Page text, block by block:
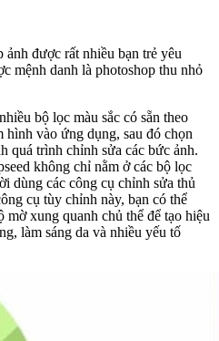
ảnh được rất nhiều bạn trẻ yêu
mệnh danh là photoshop thu nhỏ
bộ lọc màu sắc có sẵn theo
hình vào ứng dụng, sau đó chọn
quá trình chỉnh sửa các bức ảnh.
không chỉ nằm ở các bộ lọc
dùng các công cụ chỉnh sửa thủ
cụ tùy chỉnh này, bạn có thể
xung quanh chủ thể để tạo hiệu
làm sáng da và nhiều yếu tố